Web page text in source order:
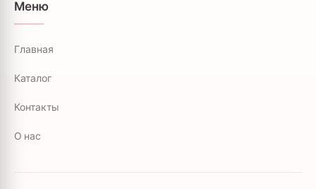
Меню
Главная
Каталог
Контакты
О нас